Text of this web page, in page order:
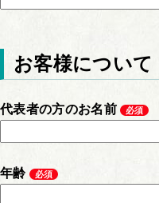
お客様について
代表者の方のお名前 必須
年齢 必須